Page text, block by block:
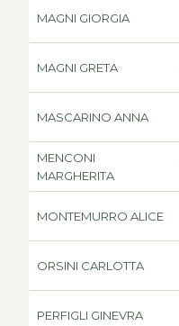
MAGNI GIORGIA
MAGNI GRETA
MASCARINO ANNA
MENCONI
MARGHERITA
MONTEMURRO ALICE
ORSINI CARLOTTA
PERFIGLI GINEVRA